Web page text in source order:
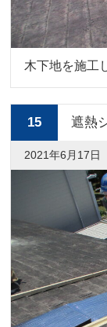
木下地を施工
15 遮熱
2021年6月17日